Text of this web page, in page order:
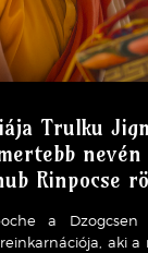
Trulku
Rinpocse
a
aki